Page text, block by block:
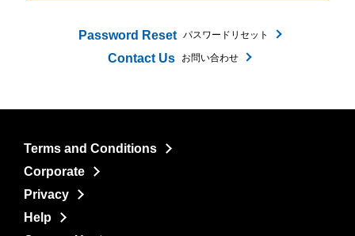
Password Reset パスワードリセット
Contact Us お問い合わせ
Terms and Conditions
Corporate
Privacy
Help